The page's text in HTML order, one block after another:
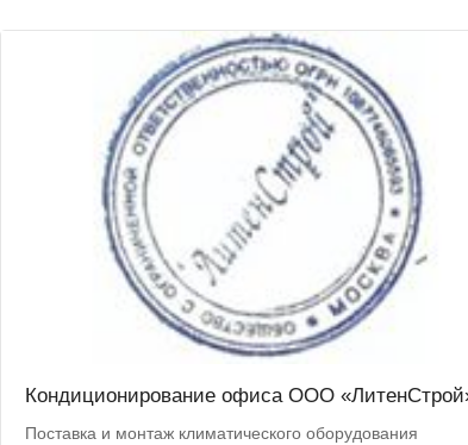
Кондиционирование офиса ООО
Поставка и монтаж климатического оборудования